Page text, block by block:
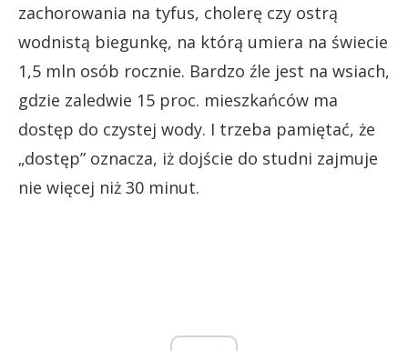
zachorowania na tyfus, cholerę czy ostrą
wodnistą biegunkę, na którą umiera na świecie
1,5 mln osób rocznie. Bardzo źle jest na wsiach,
gdzie zaledwie 15 proc. mieszkańców ma
dostęp do czystej wody. I trzeba pamiętać, że
„dostęp” oznacza, iż dojście do studni zajmuje
nie więcej niż 30 minut.